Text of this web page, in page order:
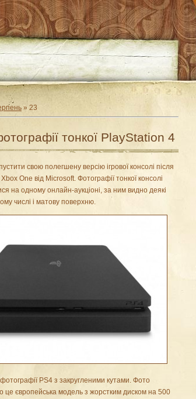
» 23
тонкої PlayStation 4
свою полегшену версію ігрової консолі після
One від Microsoft. Фотографії тонкої консолі
на одному онлайн-аукціоні, за ним видно деякі
числі і матову поверхню.
PS4 з закругленими кутами. Фото
це європейська модель з жорстким диском на 500